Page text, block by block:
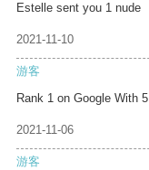
Estelle sent you 1 nude
2021-11-10
游客
Rank 1 on Google With 5
2021-11-06
游客